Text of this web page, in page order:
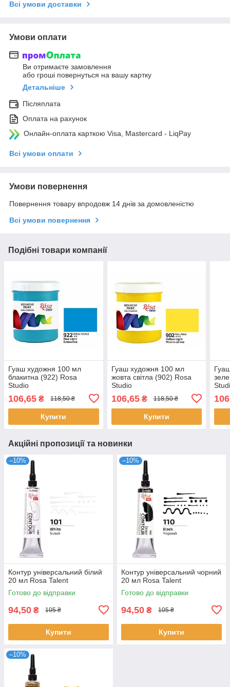
Всі умови доставки
Умови оплати
Ви отримаєте замовлення
або гроші повернуться на вашу картку
Детальніше
Післяплата
Оплата на рахунок
Онлайн-оплата карткою Visa, Mastercard - LiqPay
Всі умови оплати
Умови повернення
Повернення товару впродовж 14 днів за домовленістю
Всі умови повернення
Подібні товари компанії
Гуаш художня 100 мл
блакитна (922) Rosa
Studio
106,65 ₴ 118,50 ₴
Купити
Гуаш художня 100 мл
жовта світла (902) Rosa
Studio
106,65₴ 118,50 ₴
Купити
Акційні пропозиції та новинки
–10%
Контур універсальний білий
20 мл Rosa Talent
Готово до відправки
94,50 ₴ 105 ₴
Купити
–10%
Контур універсальний чорний
20 мл Rosa Talent
Готово до відправки
94,50 ₴ 105 ₴
Купити
–10%